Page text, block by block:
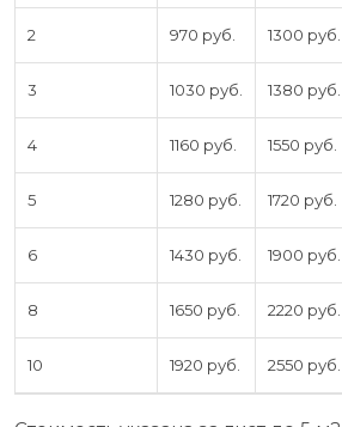
2 970 руб. 1300 руб.
3 1030 руб. 1380 руб.
4 1160 руб. 1550 руб.
5 1280 руб. 1720 руб.
6 1430 руб. 1900 руб.
8 1650 руб. 2220 руб.
10 1920 руб. 2550 руб.